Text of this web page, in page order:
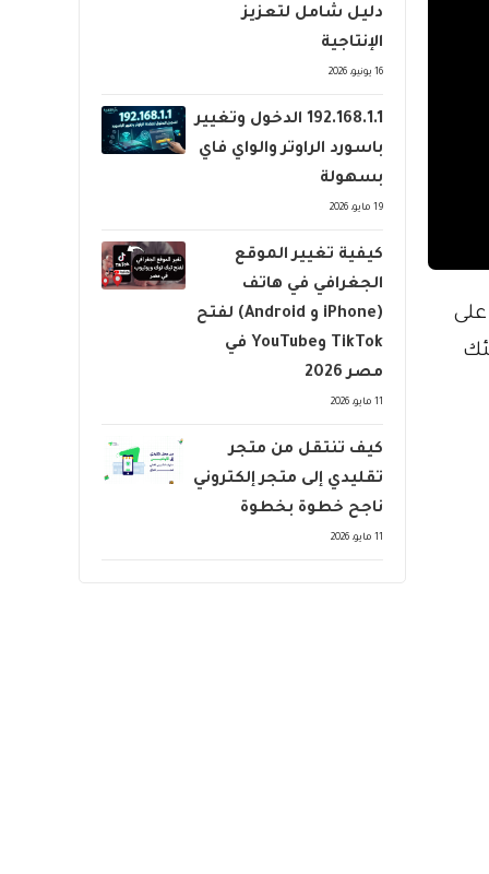
دليل شامل لتعزيز
الإنتاجية
16 يونيو، 2026
192.168.1.1 الدخول وتغيير
باسورد الراوتر والواي فاي
بسهولة
19 مايو، 2026
كيفية تغيير الموقع
الجغرافي في هاتف
(iPhone و Android) لفتح
TikTok وYouTube في
مصر 2026
11 مايو، 2026
كيف تنتقل من متجر
تقليدي إلى متجر إلكتروني
ناجح خطوة بخطوة
11 مايو، 2026